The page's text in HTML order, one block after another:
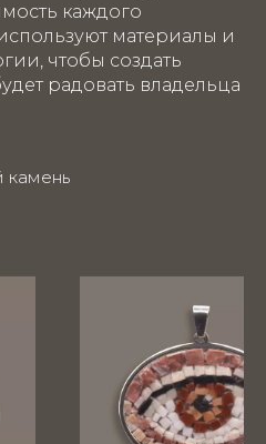
каждого
материалы и
чтобы создать
радовать владельца
камень